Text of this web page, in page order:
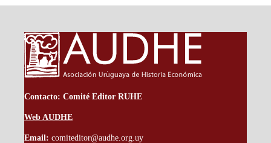
Contacto: Comité Editor RUHE
Web AUDHE
Email: comiteditor@audhe.org.uy